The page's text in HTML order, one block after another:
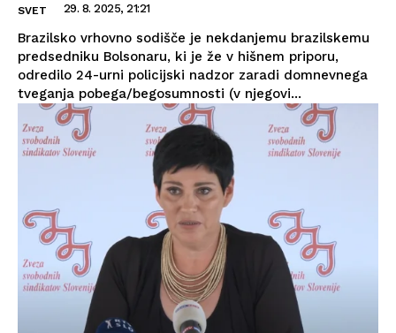
SVET 29. 8. 2025, 21:21
Brazilsko vrhovno sodišče je nekdanjemu brazilskemu
predsedniku Bolsonaru, ki je že v hišnem priporu,
odredilo 24-urni policijski nadzor zaradi domnevnega
tveganja pobega/begosumnosti (v njegovi...